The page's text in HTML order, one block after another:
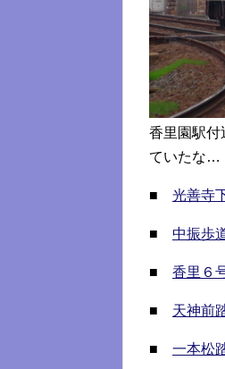
香里園駅付
ていたな…
■ 光善寺
■ 中振歩
■ 香里６
■ 天神前
■ 一本松